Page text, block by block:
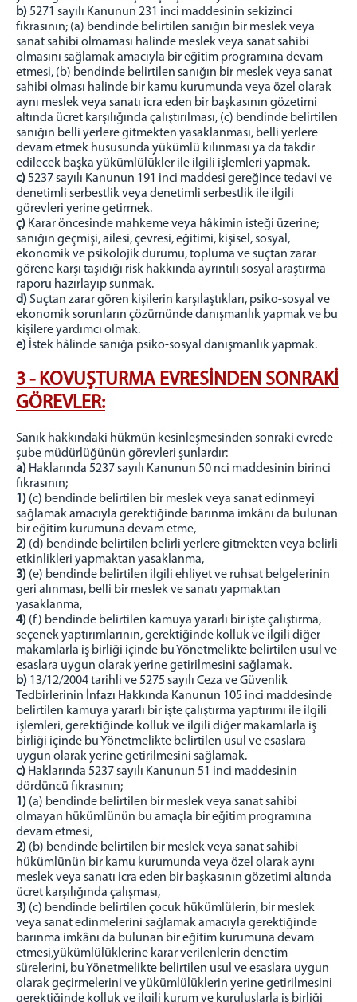
b)5271 sayılı Kanunun 231 inci maddesinin sekizinci
fıkrasının; (a) bendinde belirtilen sanığın bir meslek veya
sanat sahibi olmaması halinde meslek veya sanat sahibi
olmasını sağlamak amacıyla bir eğitim programına devam
etmesi, (b) bendinde belirtilen sanığın bir meslek veya sanat
sahibi olması halinde bir kamu kurumunda veya özel olarak
aynı meslek veya sanatı icra eden bir başkasının gözetimi
altında ücret karşılığında çalıştırılması, (c) bendinde belirtilen
sanığın belli yerlere gitmekten yasaklanması, belli yerlere
devam etmek hususunda yükümlü kılınması ya da takdir
edilecek başka yükümlülükler ile ilgili işlemleri yapmak.
c)5237 sayılı Kanunun 191 inci maddesi gereğince tedavi ve
denetimli serbestlik veya denetimli serbestlik ile ilgili
görevleri yerine getirmek.
ç) Karar öncesinde mahkeme veya hâkimin isteği üzerine;
sanığın geçmişi, ailesi, çevresi, eğitimi, kişisel, sosyal,
ekonomik ve psikolojik durumu, topluma ve suçtan zarar
görene karşı taşıdığı risk hakkında ayrıntılı sosyal araştırma
raporu hazırlayıp sunmak.
d)Suçtan zarar gören kişilerin karşılaştıkları, psiko-sosyal ve
ekonomik sorunların çözümünde danışmanlık yapmak ve bu
kişilere yardımcı olmak.
e) İstek hâlinde sanığa psiko-sosyal danışmanlık yapmak.
3 - KOVUŞTURMA EVRESİNDEN SONRAKİ
GÖREVLER:
Sanık hakkındaki hükmün kesinleşmesinden sonraki evrede
şube müdürlüğünün görevleri şunlardır:
a) Haklarında 5237 sayılı Kanunun 50 nci maddesinin birinci
fıkrasının;
1) (c) bendinde belirtilen bir meslek veya sanat edinmeyi
sağlamak amacıyla gerektiğinde barınma imkânı da bulunan
bir eğitim kurumuna devam etme,
2) (d) bendinde belirtilen belirli yerlere gitmekten veya belirli
etkinlikleri yapmaktan yasaklanma,
3) (e) bendinde belirtilen ilgili ehliyet ve ruhsat belgelerinin
geri alınması, belli bir meslek ve sanatı yapmaktan
yasaklanma,
4) (f) bendinde belirtilen kamuya yararlı bir işte çalıştırma,
seçenek yaptırımlarının, gerektiğinde kolluk ve ilgili diğer
makamlarla iş birliği içinde bu Yönetmelikte belirtilen usul ve
esaslara uygun olarak yerine getirilmesini sağlamak.
b) 13/12/2004 tarihli ve 5275 sayılı Ceza ve Güvenlik
Tedbirlerinin İnfazı Hakkında Kanunun 105 inci maddesinde
belirtilen kamuya yararlı bir işte çalıştırma yaptırımı ile ilgili
işlemleri, gerektiğinde kolluk ve ilgili diğer makamlarla iş
birliği içinde bu Yönetmelikte belirtilen usul ve esaslara
uygun olarak yerine getirilmesini sağlamak.
c) Haklarında 5237 sayılı Kanunun 51 inci maddesinin
dördüncü fıkrasının;
1) (a) bendinde belirtilen bir meslek veya sanat sahibi
olmayan hükümlünün bu amaçla bir eğitim programına
devam etmesi,
2) (b) bendinde belirtilen bir meslek veya sanat sahibi
hükümlünün bir kamu kurumunda veya özel olarak aynı
meslek veya sanatı icra eden bir başkasının gözetimi altında
ücret karşılığında çalışması,
3) (c) bendinde belirtilen çocuk hükümlülerin, bir meslek
veya sanat edinmelerini sağlamak amacıyla gerektiğinde
barınma imkânı da bulunan bir eğitim kurumuna devam
etmesi,yükümlülüklerine karar verilenlerin denetim
sürelerini, bu Yönetmelikte belirtilen usul ve esaslara uygun
olarak geçirmelerini ve yükümlülüklerin yerine getirilmesini
gerektiğinde kolluk ve ilgili kurum ve kuruluşlarla iş birliği